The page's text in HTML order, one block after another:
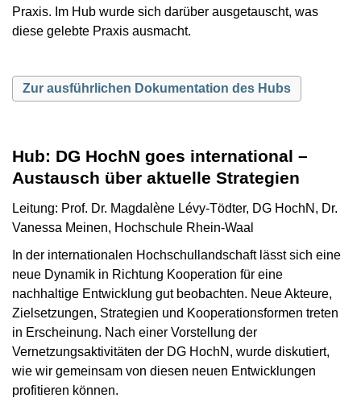
Praxis. Im Hub wurde sich darüber ausgetauscht, was
diese gelebte Praxis ausmacht.
Zur ausführlichen Dokumentation des Hubs
Hub: DG HochN goes international –
Austausch über aktuelle Strategien
Leitung: Prof. Dr. Magdalène Lévy-Tödter, DG HochN, Dr.
Vanessa Meinen, Hochschule Rhein-Waal
In der internationalen Hochschullandschaft lässt sich eine
neue Dynamik in Richtung Kooperation für eine
nachhaltige Entwicklung gut beobachten. Neue Akteure,
Zielsetzungen, Strategien und Kooperationsformen treten
in Erscheinung. Nach einer Vorstellung der
Vernetzungsaktivitäten der DG HochN, wurde diskutiert,
wie wir gemeinsam von diesen neuen Entwicklungen
profitieren können.